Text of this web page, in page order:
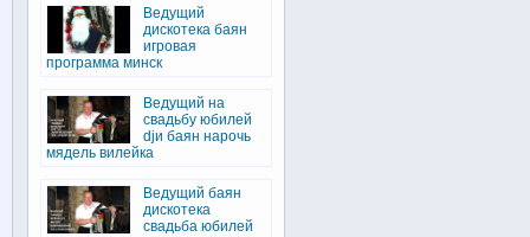
Ведущий
дискотека баян
игровая
программа минск
Ведущий на
свадьбу юбилей
djи баян нарочь
мядель вилейка
Ведущий баян
дискотека
свадьба юбилей